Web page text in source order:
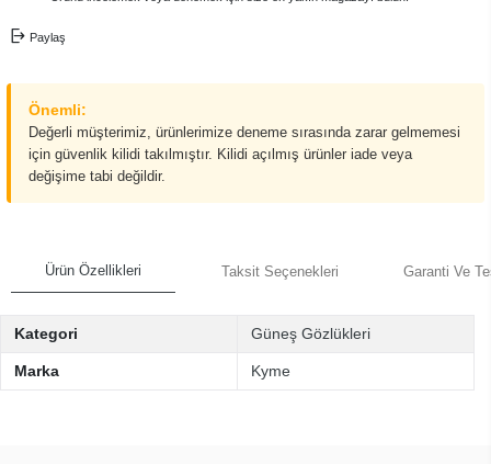
Paylaş
Önemli:
Değerli müşterimiz, ürünlerimize deneme sırasında zarar gelmemesi
için güvenlik kilidi takılmıştır. Kilidi açılmış ürünler iade veya
değişime tabi değildir.
Ürün Özellikleri Taksit Seçenekleri Garanti Ve
Kategori Güneş Gözlükleri
Marka Kyme